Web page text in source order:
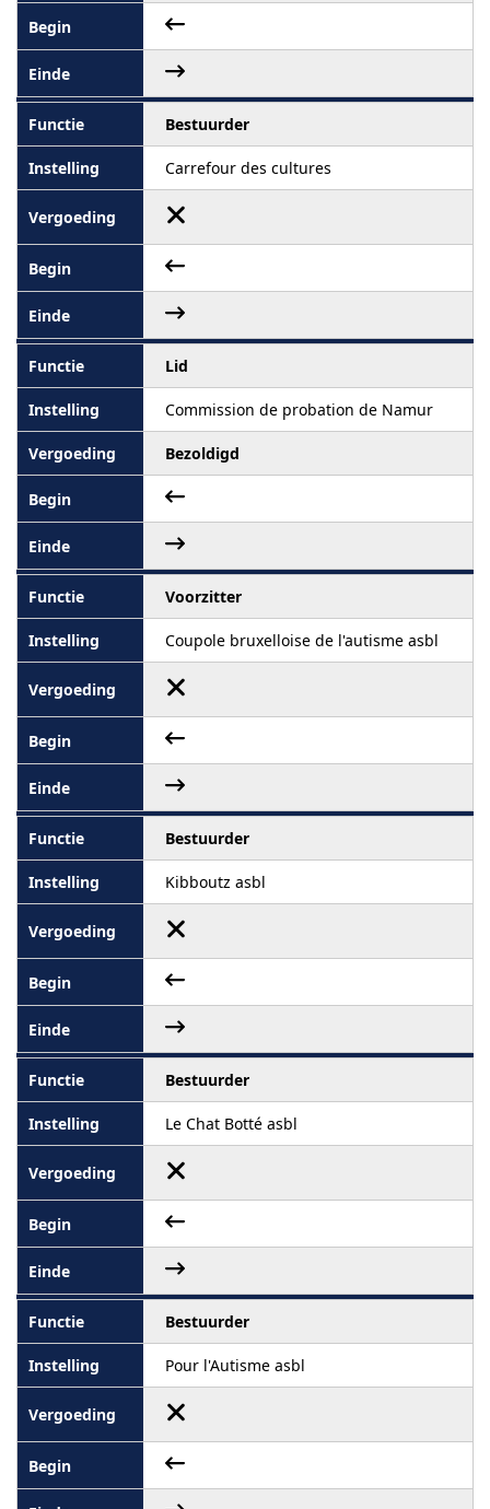
Bestuurder
Carrefour des cultures
Lid
Commission de probation de Namur
Bezoldigd
Voorzitter
Coupole bruxelloise de l'autisme asbl
Bestuurder
Kibboutz asbl
Bestuurder
Le Chat Botté asbl
Bestuurder
Pour l'Autisme asbl